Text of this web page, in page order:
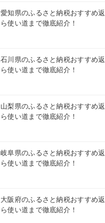
愛知県のふるさと納税おすすめ
ら使い道まで徹底紹介！
石川県のふるさと納税おすすめ
ら使い道まで徹底紹介！
山梨県のふるさと納税おすすめ
ら使い道まで徹底紹介！
岐阜県のふるさと納税おすすめ
ら使い道まで徹底紹介！
大阪府のふるさと納税おすすめ
ら使い道まで徹底紹介！